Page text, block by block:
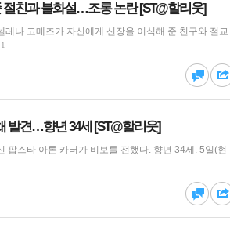
댓글 공유
댓글 공유
친과 불화설…조롱 논란 [ST@할리웃]
레나 고메즈가 자신에게 신장을 이식해 준 친구와 절교
발견…향년 34세 [ST@할리웃]
팝스타 아론 카터가 비보를 전했다. 향년 34세. 5일(현